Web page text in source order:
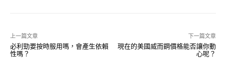
上一篇文章
必利勁要按時服用嗎，會產生依賴
性嗎？
下一篇文章
現在的美國威而鋼價格能否讓你動
心呢？